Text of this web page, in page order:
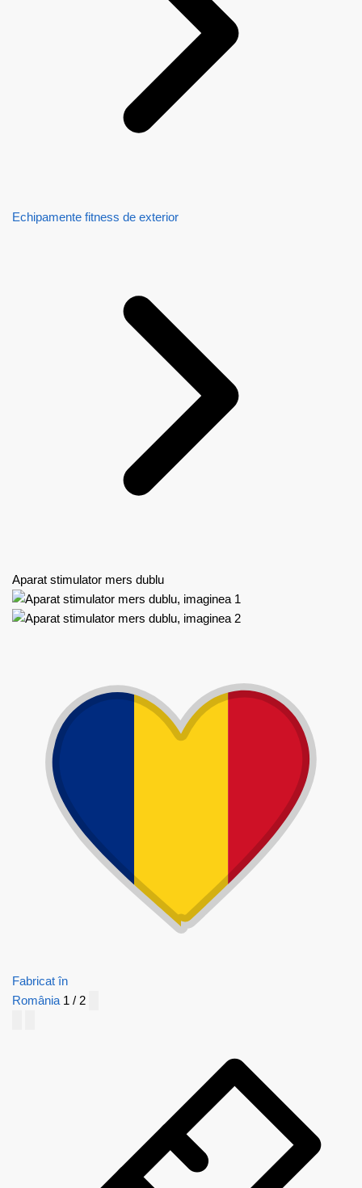
Echipamente fitness de exterior
Aparat stimulator mers dublu
Fabricat în
România 1 / 2